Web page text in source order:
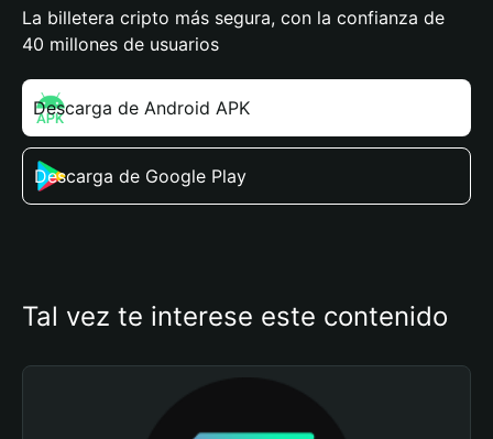
La billetera cripto más segura, con la confianza de
40 millones de usuarios
Descarga de Android APK
Descarga de Google Play
Tal vez te interese este contenido